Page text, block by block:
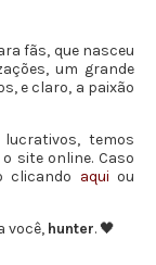
fãs, que nasceu
um grande
e claro, a paixão
temos
site online. Caso
clicando aqui ou
você, hunter. 🖤